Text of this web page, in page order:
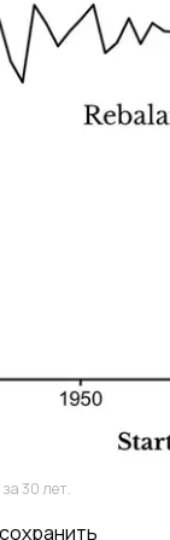
30 лет.